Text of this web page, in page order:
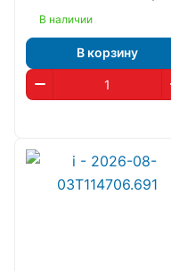
В наличии
В корзину